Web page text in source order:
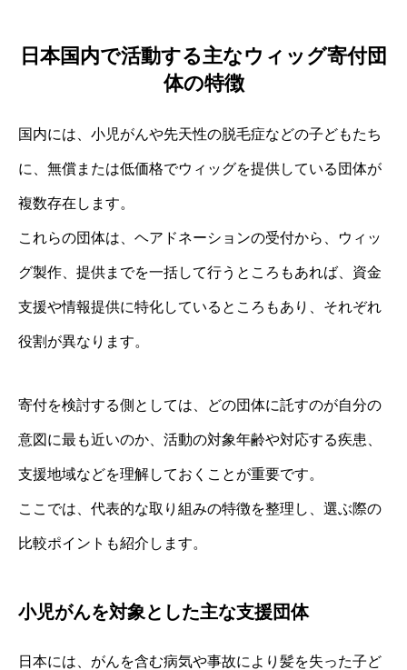
日本国内で活動する主なウィッグ寄付団
体の特徴
国内には、小児がんや先天性の脱毛症などの子どもたち
に、無償または低価格でウィッグを提供している団体が
複数存在します。
これらの団体は、ヘアドネーションの受付から、ウィッ
グ製作、提供までを一括して行うところもあれば、資金
支援や情報提供に特化しているところもあり、それぞれ
役割が異なります。
寄付を検討する側としては、どの団体に託すのが自分の
意図に最も近いのか、活動の対象年齢や対応する疾患、
支援地域などを理解しておくことが重要です。
ここでは、代表的な取り組みの特徴を整理し、選ぶ際の
比較ポイントも紹介します。
小児がんを対象とした主な支援団体
日本には、がんを含む病気や事故により髪を失った子ど